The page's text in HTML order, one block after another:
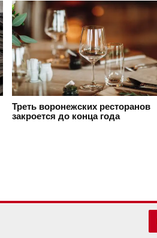
Треть воронежских ресторанов
закроется до конца года